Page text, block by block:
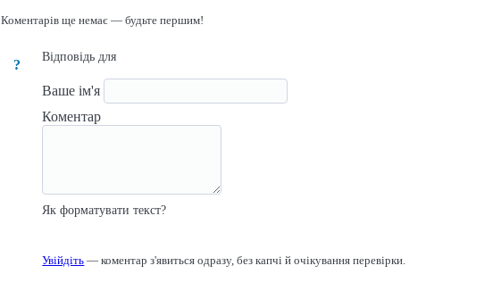
Коментарів ще немає — будьте першим!
?
Відповідь для
Ваше ім'я
Коментар
Як форматувати текст?
Увійдіть — коментар з'явиться одразу, без капчі й очікування перевірки.